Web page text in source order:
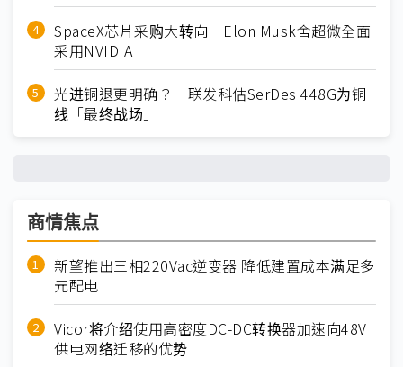
SpaceX芯片采购大转向 Elon Musk舍超微全面
采用NVIDIA
光进铜退更明确？ 联发科估SerDes 448G为铜
线「最终战场」
商情焦点
新望推出三相220Vac逆变器 降低建置成本满足多
元配电
Vicor将介绍使用高密度DC-DC转换器加速向48V
供电网络迁移的优势